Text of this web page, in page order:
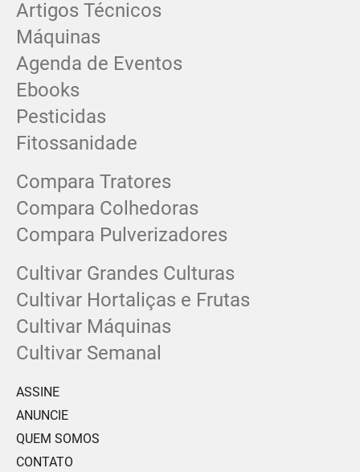
Artigos Técnicos
Máquinas
Agenda de Eventos
Ebooks
Pesticidas
Fitossanidade
Compara Tratores
Compara Colhedoras
Compara Pulverizadores
Cultivar Grandes Culturas
Cultivar Hortaliças e Frutas
Cultivar Máquinas
Cultivar Semanal
ASSINE
ANUNCIE
QUEM SOMOS
CONTATO